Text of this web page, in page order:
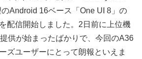
Android 16ベース「One UI 8」の
配信開始しました。2日前に上位機
供が始まったばかりで、今回のA36
ズユーザーにとって朗報といえま